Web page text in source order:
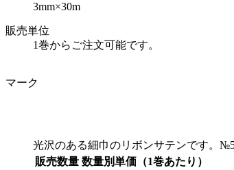
3mm×30m
販売単位
1巻からご注文可能です。
マーク
光沢のある細巾のリボンサテンです。
販売数量 数量別単価（1巻あたり）